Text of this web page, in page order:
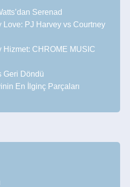
Serenad
Love: PJ Harvey vs Courtney
Hizmet: CHROME MUSIC
Geri Döndü
En İlginç Parçaları